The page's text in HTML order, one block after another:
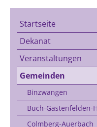
Startseite
Dekanat
Veranstaltungen
Gemeinden
Binzwangen
Buch-Gastenfelden-
Colmberg-Auerbach